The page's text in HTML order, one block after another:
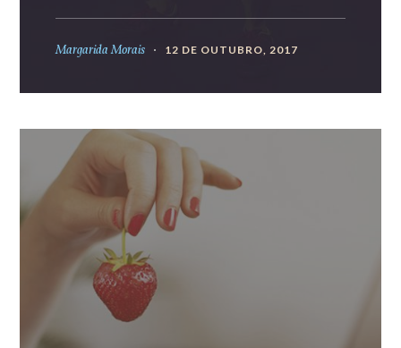
Margarida Morais 12 DE OUTUBRO, 2017